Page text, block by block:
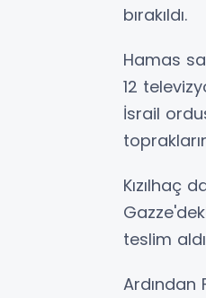
bırakıldı.
Hamas
12
İsrail
Kızılhaç
teslim